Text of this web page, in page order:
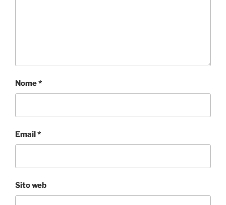
Nome*
Email *
Sito web